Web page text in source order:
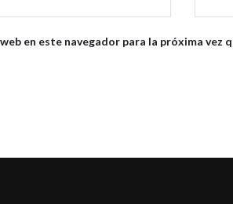
en este navegador para la próxima vez